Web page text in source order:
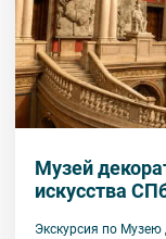
Музей
искусства
Экскурсия по Музею